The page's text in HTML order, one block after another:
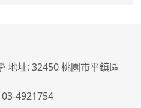
地址: 32450 桃園市平鎮區
4921754